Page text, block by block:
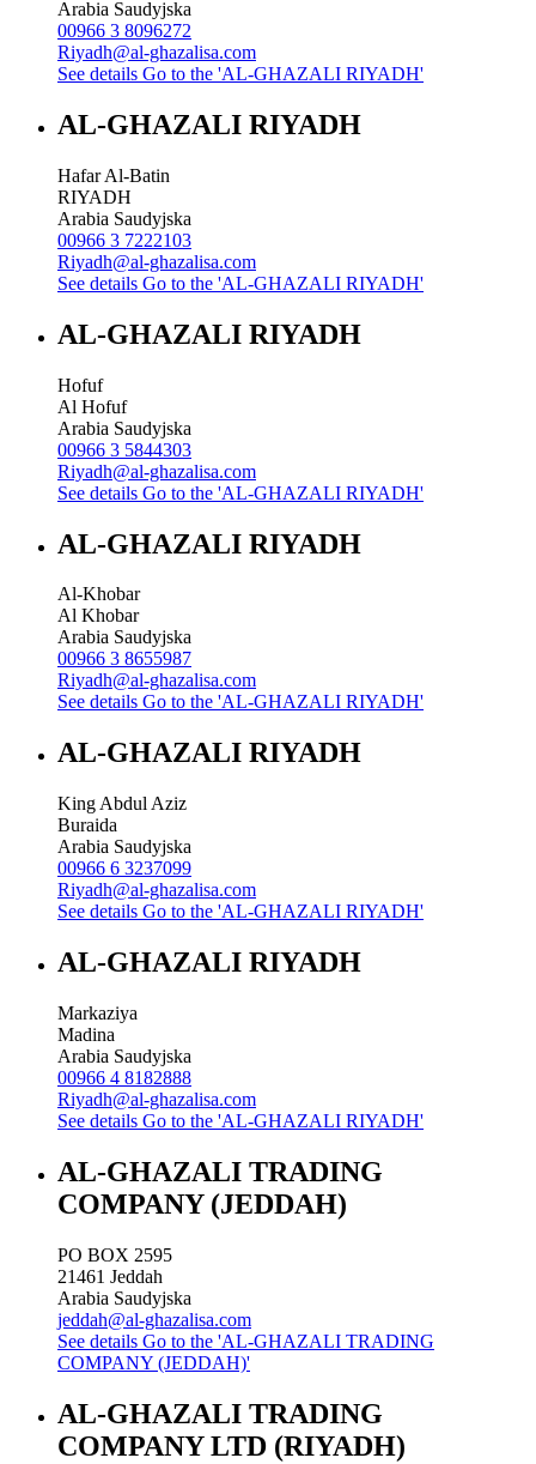
Arabia Saudyjska
00966 3 8096272
Riyadh@al-ghazalisa.com
See details Go to the 'AL-GHAZALI RIYADH'
AL-GHAZALI RIYADH
Hafar Al-Batin
RIYADH
Arabia Saudyjska
00966 3 7222103
Riyadh@al-ghazalisa.com
See details Go to the 'AL-GHAZALI RIYADH'
AL-GHAZALI RIYADH
Hofuf
Al Hofuf
Arabia Saudyjska
00966 3 5844303
Riyadh@al-ghazalisa.com
See details Go to the 'AL-GHAZALI RIYADH'
AL-GHAZALI RIYADH
Al-Khobar
Al Khobar
Arabia Saudyjska
00966 3 8655987
Riyadh@al-ghazalisa.com
See details Go to the 'AL-GHAZALI RIYADH'
AL-GHAZALI RIYADH
King Abdul Aziz
Buraida
Arabia Saudyjska
00966 6 3237099
Riyadh@al-ghazalisa.com
See details Go to the 'AL-GHAZALI RIYADH'
AL-GHAZALI RIYADH
Markaziya
Madina
Arabia Saudyjska
00966 4 8182888
Riyadh@al-ghazalisa.com
See details Go to the 'AL-GHAZALI RIYADH'
AL-GHAZALI TRADING
COMPANY (JEDDAH)
PO BOX 2595
21461 Jeddah
Arabia Saudyjska
jeddah@al-ghazalisa.com
See details Go to the 'AL-GHAZALI TRADING
COMPANY (JEDDAH)'
AL-GHAZALI TRADING
COMPANY LTD (RIYADH)